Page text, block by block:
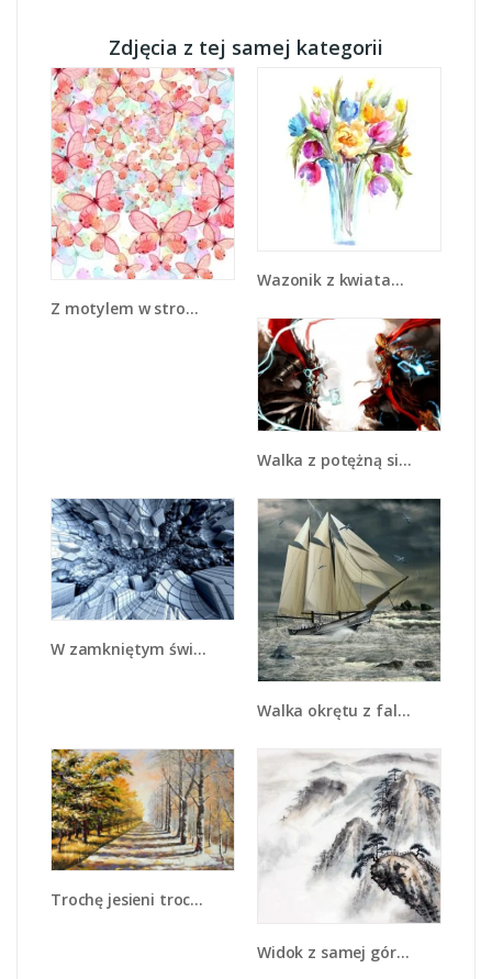
Zdjęcia z tej samej kategorii
Z motylem w stronę światła - GR402
Wazonik z kwiatami - GR446
Walka z potężną siłą - GR207
W zamkniętym świecie - GR409
Walka okrętu z falami - GR308
Trochę jesieni trochę zimy - GR292
Widok z samej góry - GR075